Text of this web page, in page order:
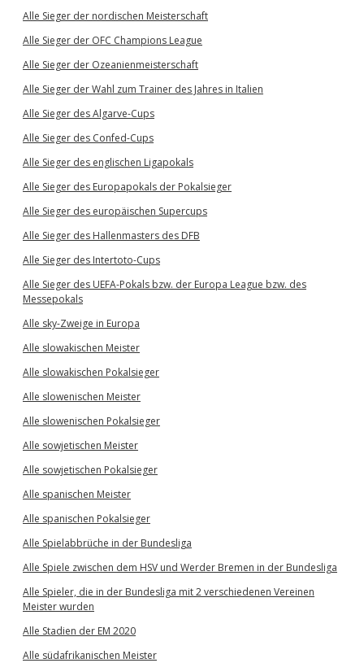
Alle Sieger der nordischen Meisterschaft
Alle Sieger der OFC Champions League
Alle Sieger der Ozeanienmeisterschaft
Alle Sieger der Wahl zum Trainer des Jahres in Italien
Alle Sieger des Algarve-Cups
Alle Sieger des Confed-Cups
Alle Sieger des englischen Ligapokals
Alle Sieger des Europapokals der Pokalsieger
Alle Sieger des europäischen Supercups
Alle Sieger des Hallenmasters des DFB
Alle Sieger des Intertoto-Cups
Alle Sieger des UEFA-Pokals bzw. der Europa League bzw. des
Messepokals
Alle sky-Zweige in Europa
Alle slowakischen Meister
Alle slowakischen Pokalsieger
Alle slowenischen Meister
Alle slowenischen Pokalsieger
Alle sowjetischen Meister
Alle sowjetischen Pokalsieger
Alle spanischen Meister
Alle spanischen Pokalsieger
Alle Spielabbrüche in der Bundesliga
Alle Spiele zwischen dem HSV und Werder Bremen in der Bundesliga
Alle Spieler, die in der Bundesliga mit 2 verschiedenen Vereinen
Meister wurden
Alle Stadien der EM 2020
Alle südafrikanischen Meister